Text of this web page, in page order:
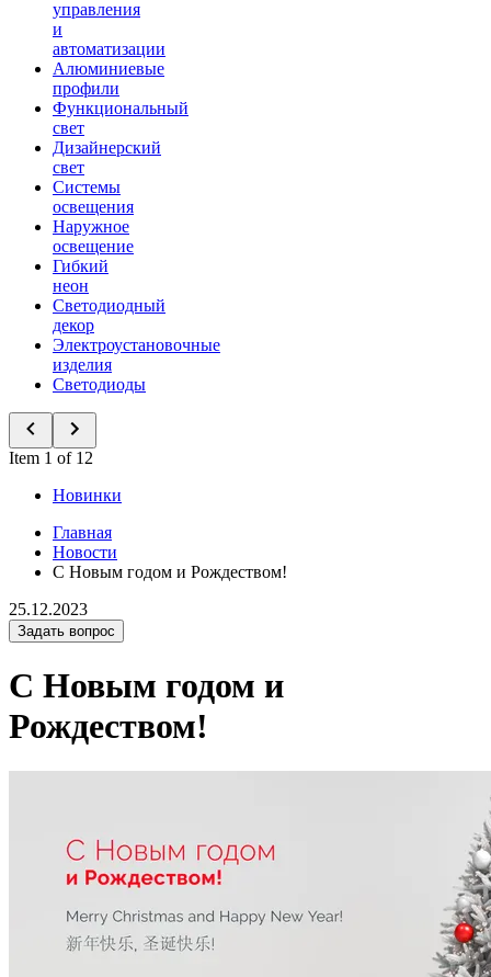
управления
и
автоматизации
Алюминиевые
профили
Функциональный
свет
Дизайнерский
свет
Системы
освещения
Наружное
освещение
Гибкий
неон
Светодиодный
декор
Электроустановочные
изделия
Светодиоды
Item 1 of 12
Новинки
Главная
Новости
С Новым годом и Рождеством!
25.12.2023
Задать вопрос
С Новым годом и
Рождеством!